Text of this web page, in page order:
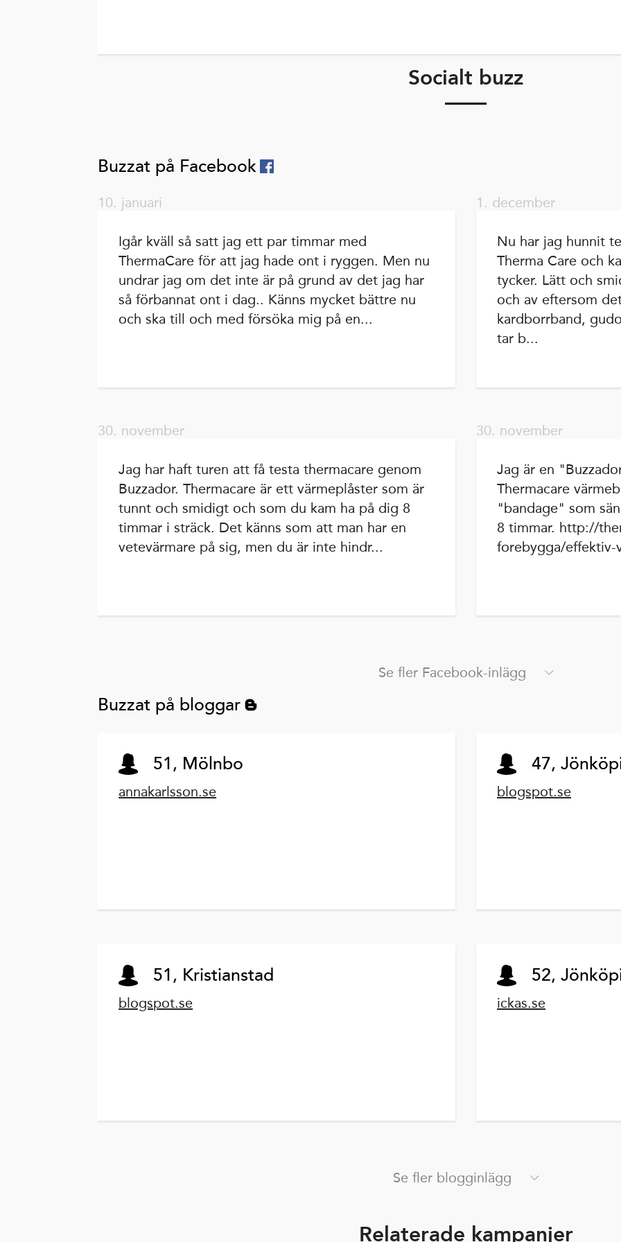
Socialt buzz
Buzzat på Facebook
10. januari
Igår kväll så satt jag ett par timmar med
ThermaCare för att jag hade ont i ryggen. Men nu
undrar jag om det inte är på grund av det jag har
så förbannat ont i dag.. Känns mycket bättre nu
och ska till och med försöka mig på en...
1. december
Nu har jag hunnit
Therma Care och
tycker. Lätt och
och av eftersom
kardborrband,
tar b...
30. november
Jag har haft turen att få testa thermacare genom
Buzzador. Thermacare är ett värmeplåster som är
tunnt och smidigt och som du kam ha på dig 8
timmar i sträck. Det känns som att man har en
vetevärmare på sig, men du är inte hindr...
30. november
Jag är en
Thermacare
"bandage" som
8 timmar. http://
forebygga/effektiv-
Se fler Facebook-inlägg
Buzzat på bloggar
51, Mölnbo
annakarlsson.se
47,
blogspot.se
51, Kristianstad
blogspot.se
52,
ickas.se
Se fler blogginlägg
Relaterade kampanjer